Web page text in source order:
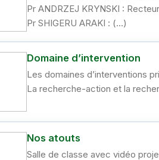
Pr ANDRZEJ KRYNSKI :
Pr SHIGERU ARAKI : (…)
Domaine d’intervention
Les domaines d’interventions
La recherche-action et la
Nos atouts
Salle de classe avec vidéo